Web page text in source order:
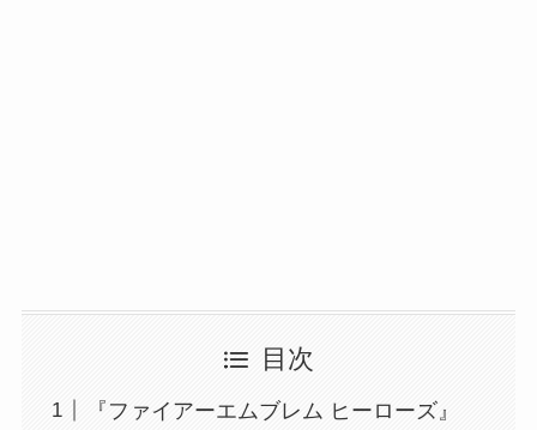
目次
『ファイアーエムブレム ヒーローズ』